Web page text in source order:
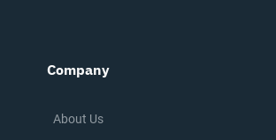
Company
About Us